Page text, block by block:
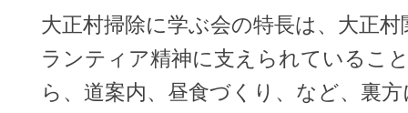
大正村掃除に学ぶ会の特長は、大正
ランティア精神に支えられているこ
ら、道案内、昼食づくり、など、裏